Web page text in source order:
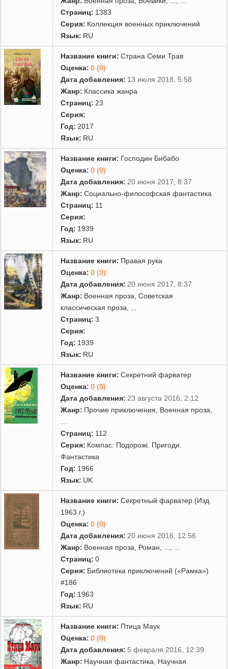
Страниц: 1383
Серия: Коллекция военных приключений
Язык: RU
Название книги: Страна Семи Трав
Оценка: 0 (0)
Дата добавления: 13 июля 2018, 5:58
Жанр: Классика жанра
Страниц: 23
Серия:
Год: 2017
Язык: RU
Название книги: Господин Бибабо
Оценка: 0 (0)
Дата добавления: 20 июня 2017, 8:37
Жанр: Социально-философская фантастика
Страниц: 11
Серия:
Год: 1939
Язык: RU
Название книги: Правая рука
Оценка: 0 (0)
Дата добавления: 20 июня 2017, 8:37
Жанр: Военная проза ,Советская
классическая проза
Страниц: 3
Серия:
Год: 1939
Язык: RU
Название книги: Секретний фарватер
Оценка: 0 (0)
Дата добавления: 23 августа 2016, 2:12
Жанр: Прочие приключения Военная проза
Страниц: 112
Серия: Компас: Подорожі. Пригоди.
Фантастика
Год: 1966
Язык: UK
Название книги: Секретный фарватер (Изд.
1963 г.)
Оценка: 0 (0)
Дата добавления: 20 июня 2016, 12:56
Жанр: Военная проза Роман
Страниц: 0
Серия: Библиотека приключений («Рамка»)
#186
Год: 1963
Язык: RU
Название книги: Птица Маук
Оценка: 0 (0)
Дата добавления: 5 февраля 2016, 12:39
Жанр: Научная фантастика
Научная